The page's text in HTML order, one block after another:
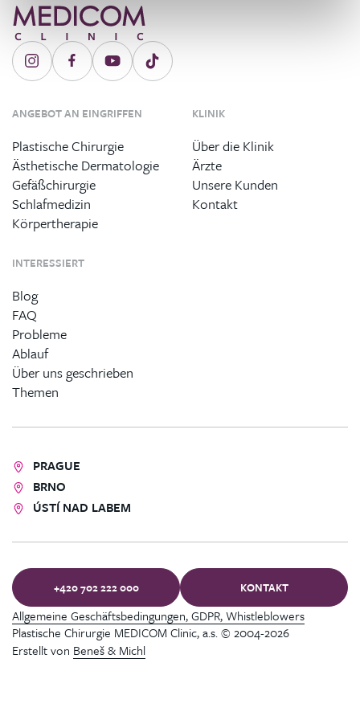
ANGEBOT AN EINGRIFFEN
Plastische Chirurgie
Ästhetische Dermatologie
Gefäßchirurgie
Schlafmedizin
Körpertherapie
KLINIK
Über die Klinik
Ärzte
Unsere Kunden
Kontakt
INTERESSIERT
Blog
FAQ
Probleme
Ablauf
Über uns geschrieben
Themen
PRAGUE
BRNO
ÚSTÍ NAD LABEM
+420 702 222 000 KONTAKT
Plastische Chirurgie MEDICOM Clinic, a.s. © 2004-2026
Allgemeine Geschäftsbedingungen, GDPR, Whistleblowers
Erstellt von Beneš & Michl